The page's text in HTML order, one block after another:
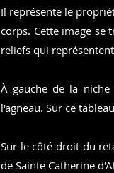
Il représente le
corps. Cette image se
reliefs qui
À gauche de la niche
l'agneau. Sur ce
Sur le côté droit du
de Sainte Catherine